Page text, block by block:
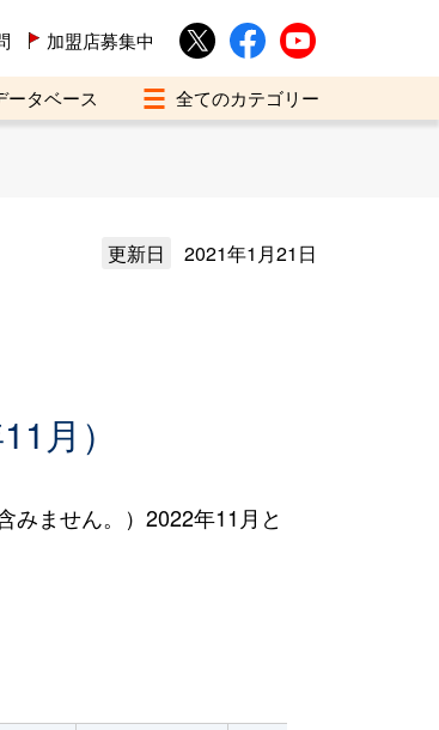
加盟店募集中
ータベース
更新日 2021年1月21日
月）
みません。）2022年11月と